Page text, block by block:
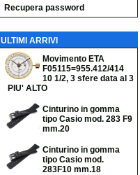
Recupera password
ULTIMI ARRIVI
Movimento ETA
F05115=955.412/414
10 1/2, 3 sfere data al 3
PIU' ALTO
Cinturino in gomma
tipo Casio mod. 283 F9
mm.20
Cinturino in gomma
tipo Casio mod.
283F10 mm.18